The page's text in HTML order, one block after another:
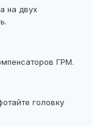
на двух
ГРМ.
головку